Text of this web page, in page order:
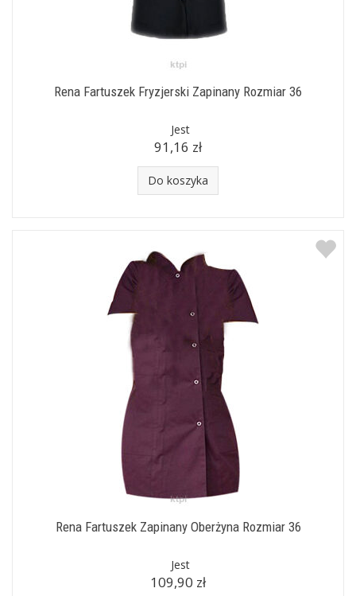
Rena Fartuszek Fryzjerski Zapinany Rozmiar 36
Jest
91,16 zł
Do koszyka
Rena Fartuszek Zapinany Oberżyna Rozmiar 36
Jest
109,90 zł